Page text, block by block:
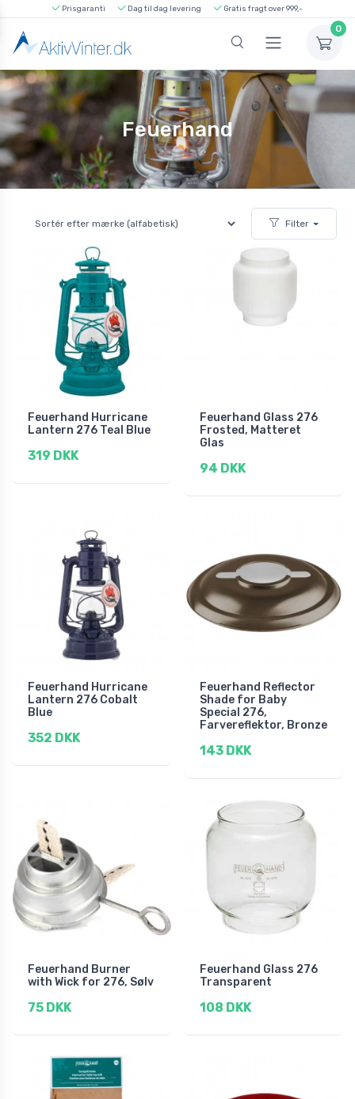
Prisgaranti Dag til dag levering Gratis fragt over 999,-
0
Feuerhand
Filter
Feuerhand Hurricane
Lantern 276 Teal Blue
319 DKK
Feuerhand Glass 276
Frosted, Matteret
Glas
94 DKK
Feuerhand Hurricane
Lantern 276 Cobalt
Blue
352 DKK
Feuerhand Reflector
Shade for Baby
Special 276,
Farvereflektor, Bronze
143 DKK
Feuerhand Burner
with Wick for 276, Sølv
75 DKK
Feuerhand Glass 276
Transparent
108 DKK